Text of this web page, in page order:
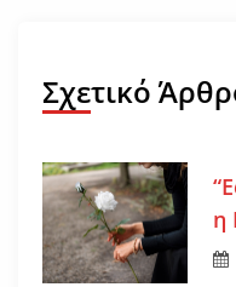
Σχετικό
η